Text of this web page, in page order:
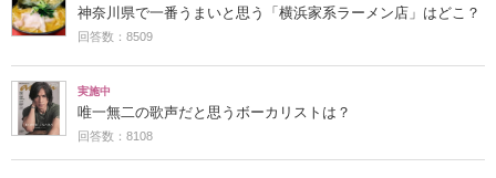
神奈川県で一番うまいと思う「横浜家系ラーメン店」はどこ？
回答数：8509
実施中
唯一無二の歌声だと思うボーカリストは？
回答数：8108